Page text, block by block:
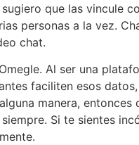
que las vincule
personas a la vez.
chat.
Al ser una
faciliten esos
manera,
Si te sientes